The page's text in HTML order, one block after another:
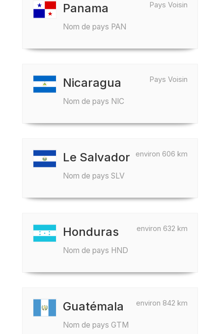
Pays Voisin
Panama
Nom de pays PAN
Pays Voisin
Nicaragua
Nom de pays NIC
environ 606 km
Le Salvador
Nom de pays SLV
environ 632 km
Honduras
Nom de pays HND
environ 842 km
Guatémala
Nom de pays GTM